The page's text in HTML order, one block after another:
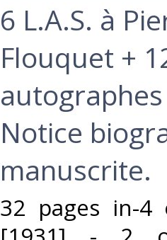
‎6 L.A.S. à
Flouquet +
Notice
manuscrite.‎
‎32 pages in-4